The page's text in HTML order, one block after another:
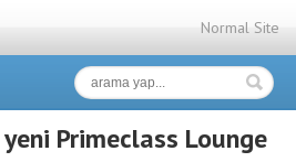
Normal Site
Primeclass Lounge